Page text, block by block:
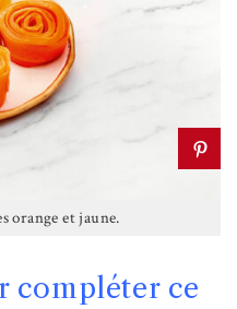
orange et jaune.
compléter ce